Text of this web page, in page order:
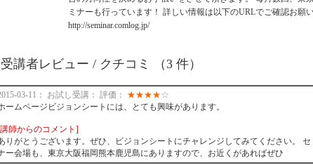
ミナーも行っています！ 詳しい情報は以下のURLでご確認お願い
http://seminar.comlog.jp/
講者レビュー / クチコミ （3 件）
03-11： お試し受講： 評価： ★★★★☆
ームページビジョンシートには、とても興味があります。
師からのコメント]
りがとうございます。ぜひ、ビジョンシートにチャレンジしてみてください。 セ
ー会場も、東京大阪福岡熊本鹿児島にありますので、お近くがあればぜひ